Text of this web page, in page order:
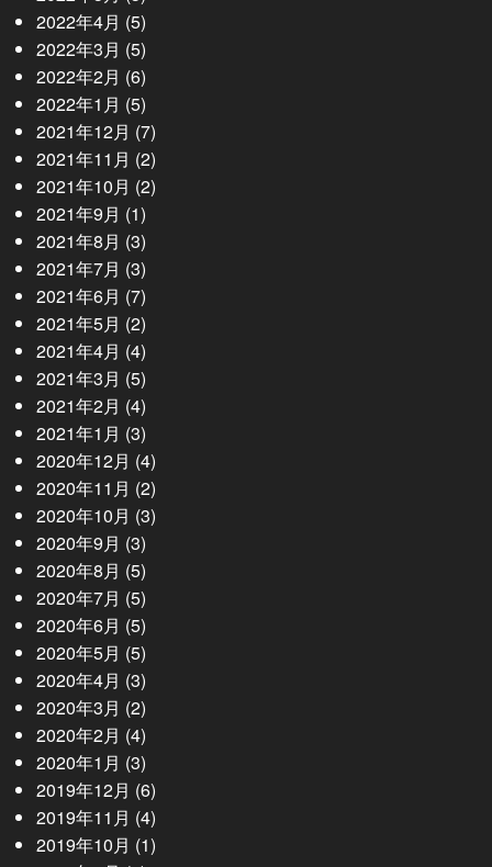
2022年4月 (5)
2022年3月 (5)
2022年2月 (6)
2022年1月 (5)
2021年12月 (7)
2021年11月 (2)
2021年10月 (2)
2021年9月 (1)
2021年8月 (3)
2021年7月 (3)
2021年6月 (7)
2021年5月 (2)
2021年4月 (4)
2021年3月 (5)
2021年2月 (4)
2021年1月 (3)
2020年12月 (4)
2020年11月 (2)
2020年10月 (3)
2020年9月 (3)
2020年8月 (5)
2020年7月 (5)
2020年6月 (5)
2020年5月 (5)
2020年4月 (3)
2020年3月 (2)
2020年2月 (4)
2020年1月 (3)
2019年12月 (6)
2019年11月 (4)
2019年10月 (1)